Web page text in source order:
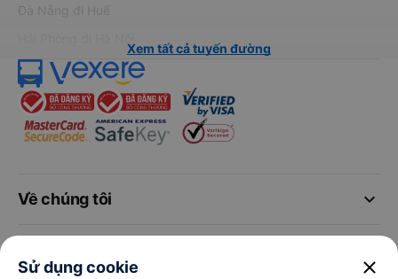
Đà Nẵng đi Huế
Xem tất cả tuyến đường
keyboard_arrow_down
Về chúng tôi
Sử dụng cookie close